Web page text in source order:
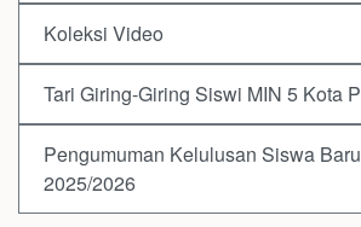
Koleksi Video
Tari Giring-Giring Siswi MIN 5 Kota
Pengumuman Kelulusan Siswa
2025/2026